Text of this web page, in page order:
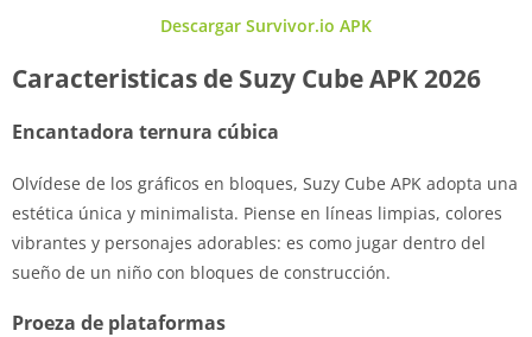
Descargar Survivor.io APK
Caracteristicas de Suzy Cube APK 2026
Encantadora ternura cúbica
Olvídese de los gráficos en bloques, Suzy Cube APK adopta una
estética única y minimalista. Piense en líneas limpias, colores
vibrantes y personajes adorables: es como jugar dentro del
sueño de un niño con bloques de construcción.
Proeza de plataformas